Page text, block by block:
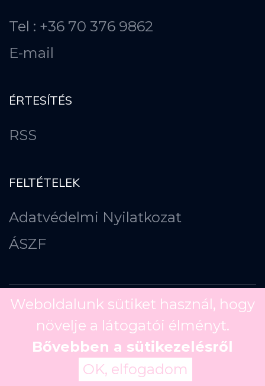
Tel : +36 70 376 9862
E-mail
ÉRTESÍTÉS
RSS
FELTÉTELEK
Adatvédelmi Nyilatkozat
ÁSZF
Copyright © 2026
Weboldalunk sütiket használ, hogy
növelje a látogatói élményt.
Bővebben a sütikezelésről
OK, elfogadom